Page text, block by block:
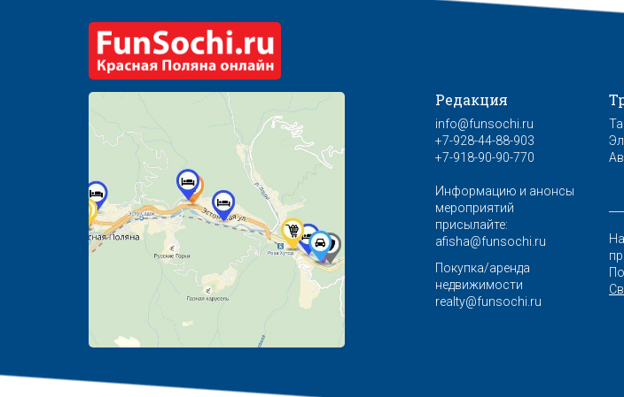
Редакция
info@funsochi.ru
+7-928-44-88-903
+7-918-90-90-770
Информацию и анонсы
мероприятий
присылайте:
afisha@funsochi.ru
Покупка/аренда
недвижимости
realty@funsochi.ru